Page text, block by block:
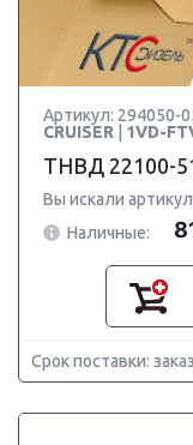
Артикул: 294050-
CRUISER
1VD-
ТНВД 22100-
Вы искали артикул
Наличные:
Срок поставки: